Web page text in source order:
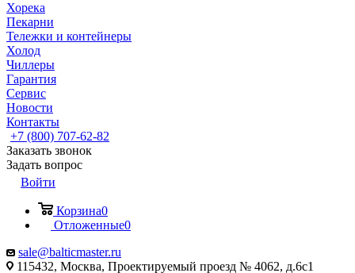
Хорека
Пекарни
Тележки и контейнеры
Холод
Чиллеры
Гарантия
Сервис
Новости
Контакты
+7 (800) 707-62-82
Заказать звонок
Задать вопрос
Войти
Корзина0
Отложенные0
sale@balticmaster.ru
115432, Москва, Проектируемый проезд № 4062, д.6с1